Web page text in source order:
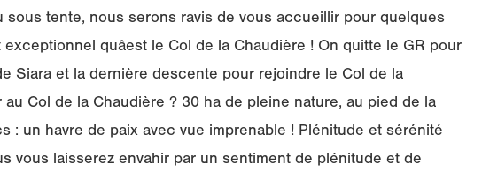
sous tente, nous serons ravis de vous accueillir pour quelques
quâest le Col de la Chaudière ! On quitte le GR pour
Siara et la dernière descente pour rejoindre le Col de la
Col de la Chaudière ? 30 ha de pleine nature, au pied de la
: un havre de paix avec vue imprenable ! Plénitude et sérénité
vous laisserez envahir par un sentiment de plénitude et de